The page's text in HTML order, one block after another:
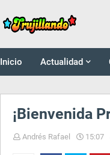
Inicio Actualidad
¡Bienvenida
Andrés Rafael 15:07